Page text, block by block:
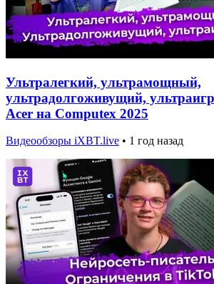
Ультралегкий, ультрамощный,
ультрадолгоживущий,
Acer на Computex 2025
Видеообзоры iXBT.live • 1 год назад